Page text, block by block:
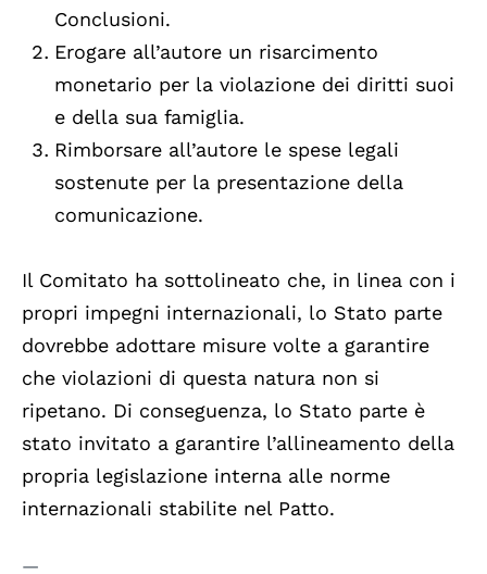
Conclusioni.
Erogare all’autore un risarcimento
monetario per la violazione dei diritti suoi
e della sua famiglia.
Rimborsare all’autore le spese legali
sostenute per la presentazione della
comunicazione.
Il Comitato ha sottolineato che, in linea con i
propri impegni internazionali, lo Stato parte
dovrebbe adottare misure volte a garantire
che violazioni di questa natura non si
ripetano. Di conseguenza, lo Stato parte è
stato invitato a garantire l’allineamento della
propria legislazione interna alle norme
internazionali stabilite nel Patto.